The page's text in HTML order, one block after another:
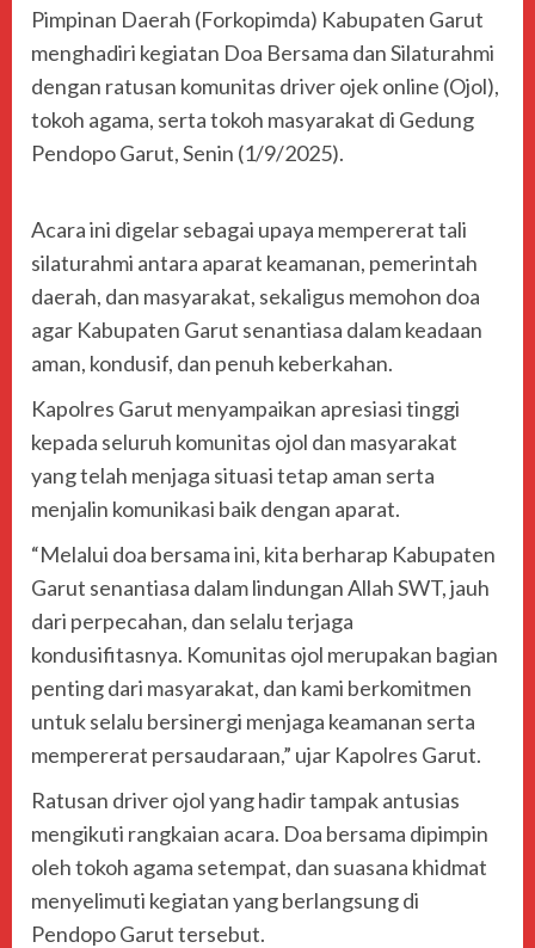
Pimpinan Daerah (Forkopimda) Kabupaten Garut
menghadiri kegiatan Doa Bersama dan Silaturahmi
dengan ratusan komunitas driver ojek online (Ojol),
tokoh agama, serta tokoh masyarakat di Gedung
Pendopo Garut, Senin (1/9/2025).
Acara ini digelar sebagai upaya mempererat tali
silaturahmi antara aparat keamanan, pemerintah
daerah, dan masyarakat, sekaligus memohon doa
agar Kabupaten Garut senantiasa dalam keadaan
aman, kondusif, dan penuh keberkahan.
Kapolres Garut menyampaikan apresiasi tinggi
kepada seluruh komunitas ojol dan masyarakat
yang telah menjaga situasi tetap aman serta
menjalin komunikasi baik dengan aparat.
“Melalui doa bersama ini, kita berharap Kabupaten
Garut senantiasa dalam lindungan Allah SWT, jauh
dari perpecahan, dan selalu terjaga
kondusifitasnya. Komunitas ojol merupakan bagian
penting dari masyarakat, dan kami berkomitmen
untuk selalu bersinergi menjaga keamanan serta
mempererat persaudaraan,” ujar Kapolres Garut.
Ratusan driver ojol yang hadir tampak antusias
mengikuti rangkaian acara. Doa bersama dipimpin
oleh tokoh agama setempat, dan suasana khidmat
menyelimuti kegiatan yang berlangsung di
Pendopo Garut tersebut.